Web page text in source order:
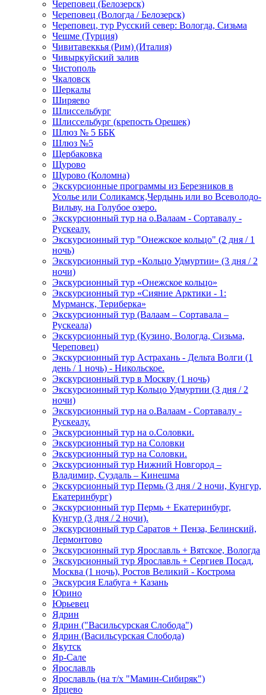
Череповец (Белозерск)
Череповец (Вологда / Белозерск)
Череповец, тур Русский север: Вологда, Сизьма
Чешме (Турция)
Чивитавеккья (Рим) (Италия)
Чивыркуйский залив
Чистополь
Чкаловск
Шеркалы
Ширяево
Шлиссельбург
Шлиссельбург (крепость Орешек)
Шлюз № 5 ББК
Шлюз №5
Щербаковка
Щурово
Щурово (Коломна)
Экскурсионные программы из Березников в
Усолье или Соликамск,Чердынь или во Всеволодо-
Вильву, на Голубое озеро.
Экскурсионный тур на о.Валаам - Сортавалу -
Рускеалу.
Экскурсионный тур "Онежское кольцо" (2 дня / 1
ночь)
Экскурсионный тур «Кольцо Удмуртии» (3 дня / 2
ночи)
Экскурсионный тур «Онежское кольцо»
Экскурсионный тур «Сияние Арктики - 1:
Мурманск, Териберка»
Экскурсионный тур (Валаам – Сортавала –
Рускеала)
Экскурсионный тур (Кузино, Вологда, Сизьма,
Череповец)
Экскурсионный тур Астрахань - Дельта Волги (1
день / 1 ночь) - Никольское.
Экскурсионный тур в Москву (1 ночь)
Экскурсионный тур Кольцо Удмуртии (3 дня / 2
ночи)
Экскурсионный тур на о.Валаам - Сортавалу -
Рускеалу.
Экскурсионный тур на о.Соловки.
Экскурсионный тур на Соловки
Экскурсионный тур на Соловки.
Экскурсионный тур Нижний Новгород –
Владимир, Суздаль – Кинешма
Экскурсионный тур Пермь (3 дня / 2 ночи, Кунгур,
Екатеринбург)
Экскурсионный тур Пермь + Екатеринбург,
Кунгур (3 дня / 2 ночи).
Экскурсионный тур Саратов + Пенза, Белинский,
Лермонтово
Экскурсионный тур Ярославль + Вятское, Вологда
Экскурсионный тур Ярославль + Сергиев Посад,
Москва (1 ночь), Ростов Великий - Кострома
Экскурсия Елабуга + Казань
Юрино
Юрьевец
Ядрин
Ядрин ("Васильсурская Слобода")
Ядрин (Васильсурская Слобода)
Якутск
Яр-Сале
Ярославль
Ярославль (на т/х "Мамин-Сибиряк")
Ярцево